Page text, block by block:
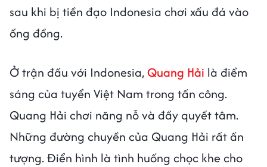
sau khi bị tiền đạo Indonesia chơi xấu đá vào
ống đồng.
Ở trận đấu với Indonesia,Quang Hải là điểm
sáng của tuyển Việt Nam trong tấn công.
Quang Hải chơi năng nỗ và đầy quyết tâm.
Những đường chuyền của Quang Hải rất ấn
tượng. Điển hình là tình huống chọc khe cho